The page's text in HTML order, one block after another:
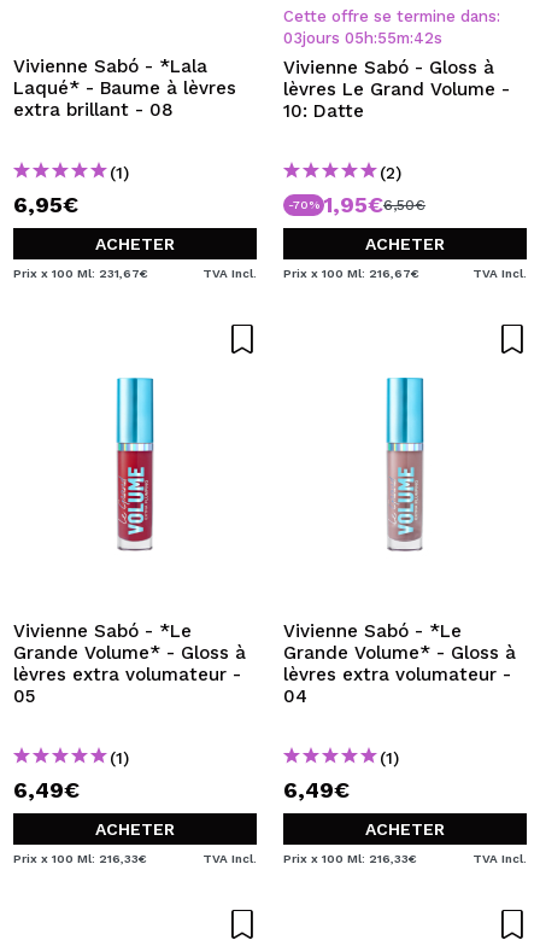
En créant un compte sur Maquibeauty.fr vous pourrez
effectuer vos achats rapidement, vérifier l'état de vos
commandes et consulter vos opérations précédentes.
CRÉER UN COMPTE
Vivienne Sabó - *Lala
Laqué* - Baume à lèvres
extra brillant - 08
(1)
6,95€
ACHETER
Prix x 100 Ml: 231,67€ TVA Incl.
Cette offre se termine dans:
03jours 05 h:55m:41s
Vivienne Sabó - Gloss à
lèvres Le Grand Volume -
10: Datte
(2)
-70% 1,95€6,50€
ACHETER
Prix x 100 Ml: 216,67€ TVA Incl.
Vivienne Sabó - *Le
Grande Volume* - Gloss à
lèvres extra volumateur -
05
(1)
6,49€
ACHETER
Prix x 100 Ml: 216,33€ TVA Incl.
Vivienne Sabó - *Le
Grande Volume* - Gloss à
lèvres extra volumateur -
04
(1)
6,49€
ACHETER
Prix x 100 Ml: 216,33€ TVA Incl.